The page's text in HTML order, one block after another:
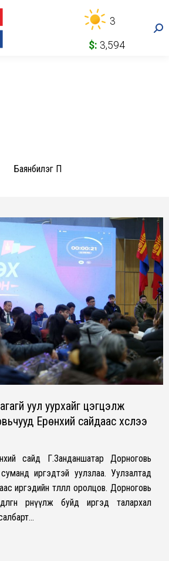
3
$: 3,594
Баянбилэг П
уул уурхайг цэгцэлж
Ерөнхий сайдаас хүслээ
сайд Г.Занданшатар Дорноговь
иргэдтэй уулзлаа. Уулзалтад
иргэдийн төлөөлөл оролцов. Дорноговь
өрнүүлж буйд иргэд талархал